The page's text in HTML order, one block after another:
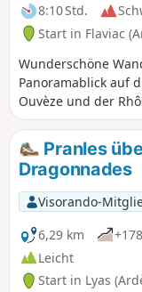
8:10 Std.
Start in Flaviac
Wunderschöne
Panoramablick auf
Ouvèze und der
Pranles
Dragonnades
Visorando-
6,29 km
Leicht
Start in Lyas